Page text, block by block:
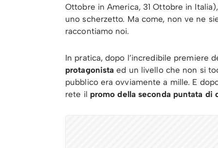
Ottobre in America, 31 Ottobre in
uno scherzetto. Ma come, non ve ne
raccontiamo noi.
In pratica, dopo l’incredibile premiere
protagonistaed un livello che non si
pubblico era ovviamente a mille. E
rete il promo della seconda puntata di